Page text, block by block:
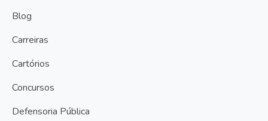
Blog
Carreiras
Cartórios
Concursos
Defensoria Pública